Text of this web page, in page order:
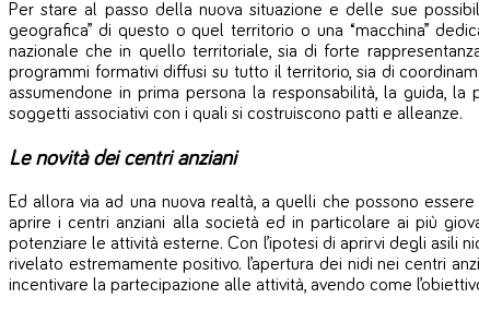
Per stare al passo della nuova situazione e delle sue
geografica” di questo o quel territorio o una “macchina”
nazionale che in quello territoriale, sia di forte
programmi formativi diffusi su tutto il territorio, sia di
assumendone in prima persona la responsabilità, la guida,
soggetti associativi con i quali si costruiscono patti e alleanze.
Le novità dei centri anziani
Ed allora via ad una nuova realtà, a quelli che possono
aprire i centri anziani alla società ed in particolare ai più
potenziare le attività esterne. Con l’ipotesi di aprirvi degli asili
rivelato estremamente positivo. l’apertura dei nidi nei centri
incentivare la partecipazione alle attività, avendo come